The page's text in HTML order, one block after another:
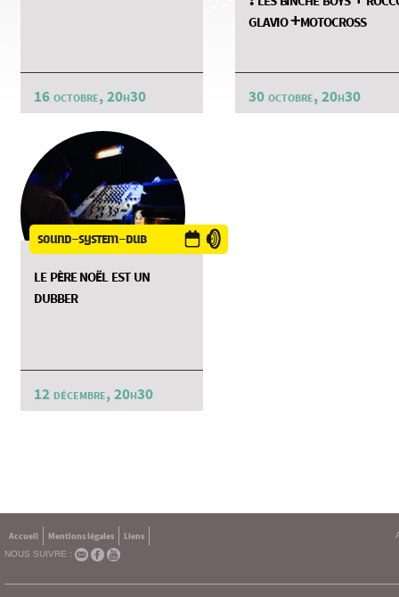
16 octobre, 20h30
glavio +motocross
30 octobre, 20h30
sound-system-dub
le père noël est un
dubber
12 décembre, 20h30
Accueil Mentions légales
Liens
NOUS SUIVRE :